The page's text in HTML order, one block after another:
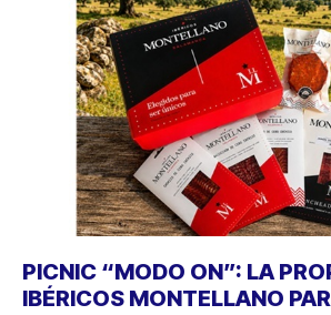
PICNIC “MODO ON”: LA
IBÉRICOS MONTELLANO